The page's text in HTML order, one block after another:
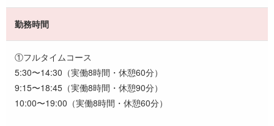
勤務時間
①フルタイムコース
5:30〜14:30（実働8時間・休憩60分）
9:15〜18:45（実働8時間・休憩90分）
10:00〜19:00（実働8時間・休憩60分）